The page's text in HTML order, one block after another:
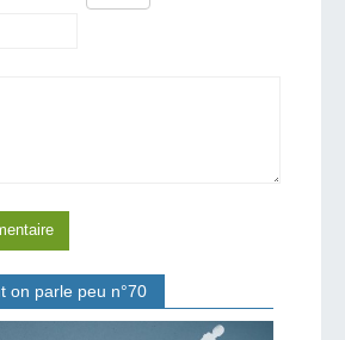
on parle peu n°70